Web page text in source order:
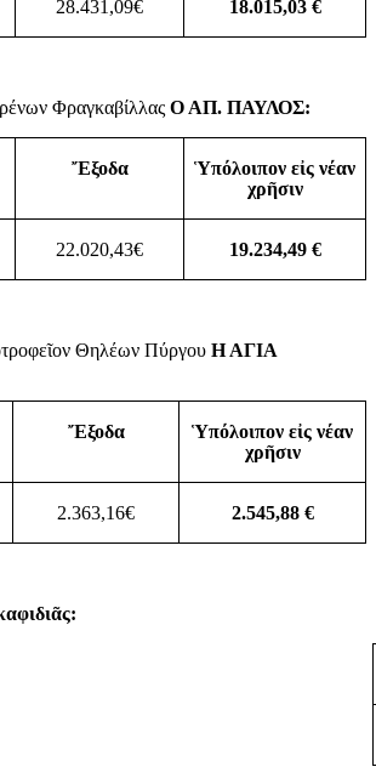
28.431,09€ 18.015,03 €
Φραγκαβίλλας Ο ΑΠ. ΠΑΥΛΟΣ:
Ἔξοδα
Ὑπόλοιπον εἰς νέαν
χρῆσιν
22.020,43€ 19.234,49 €
Θηλέων Πύργου Η ΑΓΙΑ
Ἔξοδα
Ὑπόλοιπον εἰς νέαν
χρῆσιν
2.363,16€ 2.545,88 €